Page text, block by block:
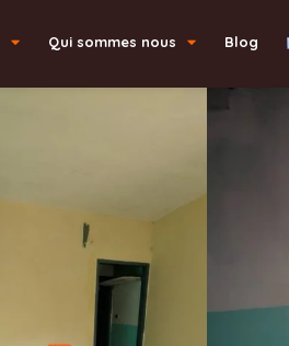
Qui sommes nous Blog